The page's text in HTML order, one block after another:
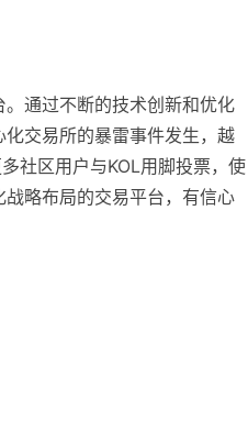
通过不断的技术创新和优化
交易所的暴雷事件发生，越
社区用户与KOL用脚投票，使
略布局的交易平台，有信心